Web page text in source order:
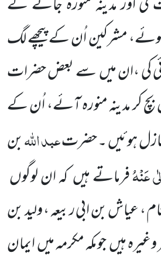
مشرکین اُن کے پیچھے لگ
کی ،ان میںسے بعض حضرات
کر مدینہ منورہ آئے، اُن کے
ہوئیں ۔ حضرتعبد اللہبن
عَنْہُفرماتے ہیںکہ ان لوگوں
، عیاش بن ابی ربیعہ ، ولید بن
وغیرہ ہیںجو مکہ مکرمہ میںایمان